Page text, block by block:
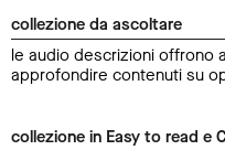
collezione da ascoltare
le audio descrizioni offrono
approfondire contenuti su
collezione in Easy to read e